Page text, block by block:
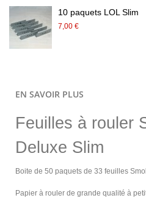
10 paquets LOL Slim
7,00 €
EN SAVOIR PLUS
Feuilles à rouler
Deluxe Slim
Boite de 50 paquets de 33 feuilles
Papier à rouler de grande qualité à